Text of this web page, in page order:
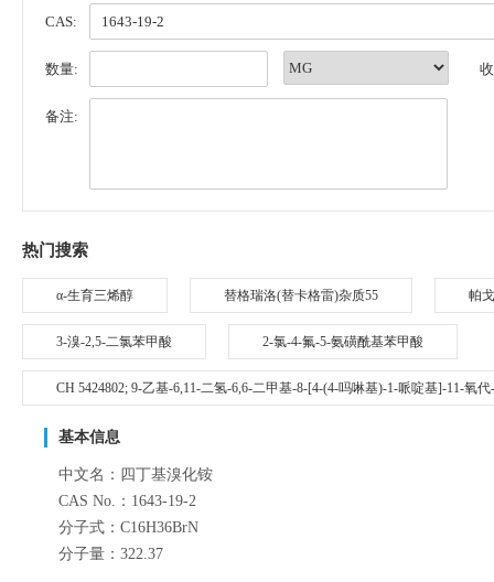
CAS:
数量:
备注:
热门搜索
α-生育三烯醇 替格瑞洛(替卡格雷)杂质55 帕
3-溴-2,5-二氯苯甲酸 2-氯-4-氟-5-氨磺酰基苯甲酸
CH 5424802; 9-乙基-6,11-二氢-6,6-二甲基-8-[4-(4-吗啉基)-1-哌啶基]-11-氧
基本信息
中文名：四丁基溴化铵
CAS No.：1643-19-2
分子式：C16H36BrN
分子量：322.37